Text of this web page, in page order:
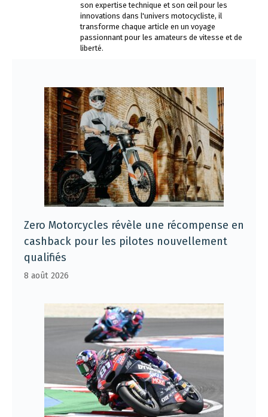
son expertise technique et son œil pour les
innovations dans l'univers motocycliste, il
transforme chaque article en un voyage
passionnant pour les amateurs de vitesse et de
liberté.
Zero Motorcycles révèle une récompense en
cashback pour les pilotes nouvellement
qualifiés
8 août 2026